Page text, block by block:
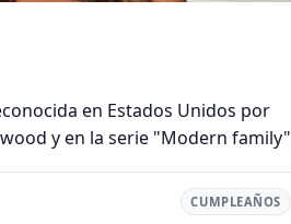
en Estados Unidos por
y en la serie "Modern family"
CUMPLEAÑOS